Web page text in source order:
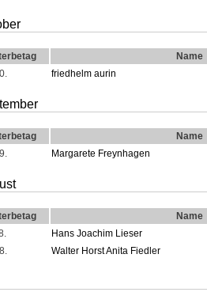
Name
friedhelm aurin
Name
Margarete Freynhagen
Name
Hans Joachim Lieser
Walter Horst Anita Fiedler